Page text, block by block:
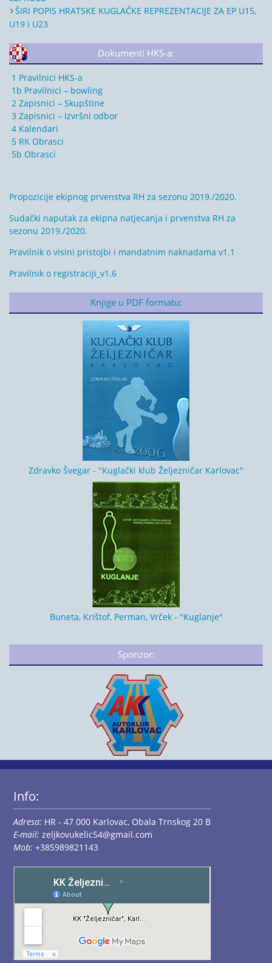
ŠIRI POPIS HRATSKE KUGLAČKE REPREZENTACIJE ZA EP U15,
U19 i U23
Dokumenti HKS-a:
1 Pravilnici HKS-a
1b Pravilnici – bowling
2 Zapisnici – Skupštine
3 Zapisnici – Izvršni odbor
4 Kalendari
5 RK Obrasci
5b Obrasci
Propozicije ekipnog prvenstva RH za sezonu 2019./2020.
Sudački naputak za ekipna natjecanja i prvenstva RH za
sezonu 2019./2020.
Pravilnik o visini pristojbi i mandatnim naknadama v1.1
Pravilnik o registraciji_v1.6
Knjige u PDF formatu:
Zdravko Švegar - "Kuglački klub Željezničar Karlovac"
Buneta, Krištof, Perman, Vrček - "Kuglanje"
Sponzor:
Info:
Adresa: HR - 47 000 Karlovac, Obala Trnskog 20 B
E-mail: zeljkovukelic54@gmail.com
Mob: +385989821143